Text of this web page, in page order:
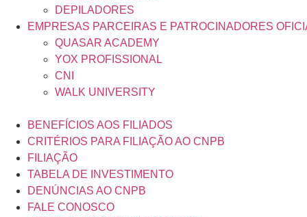
DEPILADORES
EMPRESAS PARCEIRAS E PATROCINADORES
QUASAR ACADEMY
YOX PROFISSIONAL
CNI
WALK UNIVERSITY
BENEFÍCIOS AOS FILIADOS
CRITÉRIOS PARA FILIAÇÃO AO CNPB
FILIAÇÃO
TABELA DE INVESTIMENTO
DENÚNCIAS AO CNPB
FALE CONOSCO